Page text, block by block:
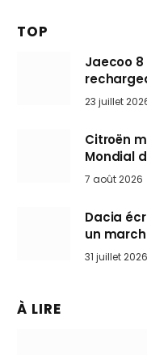
TOP
Jaecoo 8
arrive en
23 juillet
Citroën
Mondial
Mini
7 août 2026
Dacia
un
31 juillet 2026
À LIRE